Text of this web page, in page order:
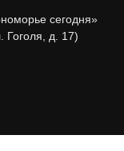
сегодня»
Гоголя, д. 17)